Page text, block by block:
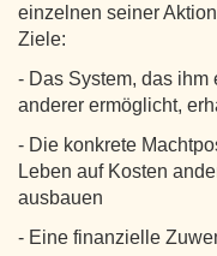
einzelnen seiner
Ziele:
- Das System, das ihm
anderer ermöglicht,
- Die konkrete
Leben auf Kosten
ausbauen
- Eine finanzielle